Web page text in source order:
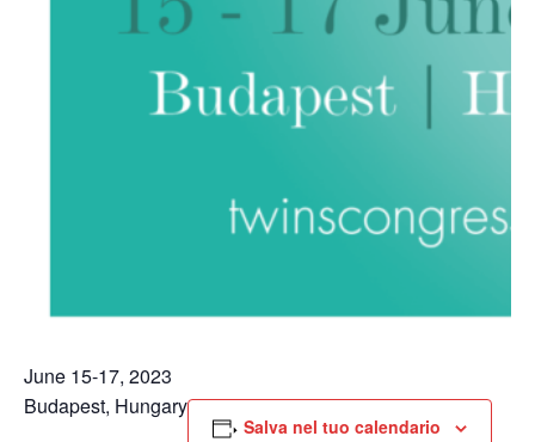
June 15-17, 2023
Budapest, Hungary
Salva nel tuo calendario